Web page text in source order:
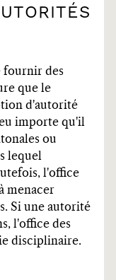
fournir des
que le
d'autorité
importe qu'il
ou
lequel
l'office
menacer
Si une autorité
l'office des
disciplinaire.